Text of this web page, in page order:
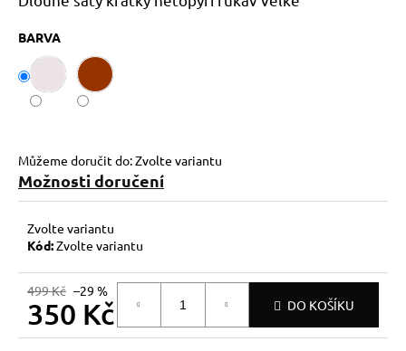
BARVA
Můžeme doručit do:Zvolte variantu
Možnosti doručení
Zvolte variantu
Kód:Zvolte variantu
499 Kč –29 %
350 Kč
Měrná
DO KOŠÍKU
j
m